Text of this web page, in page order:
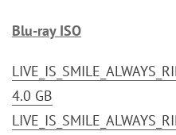
Blu-ray ISO
4.0 GB